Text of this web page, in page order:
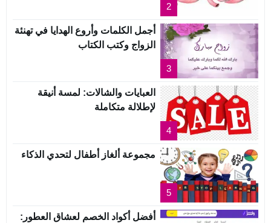
2
3
أجمل الكلمات وأروع الهدايا في تهنئة
الزواج وكتب الكتاب
4
العبايات والشالات: لمسة أنيقة
لإطلالة متكاملة
5
مجموعة ألغاز أطفال لتحدي الذكاء
أفضل أكواد الخصم لعشاق العطور: